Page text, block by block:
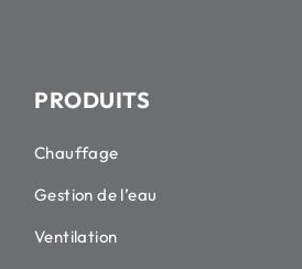
PRODUITS
Chauffage
Gestion de l’eau
Ventilation